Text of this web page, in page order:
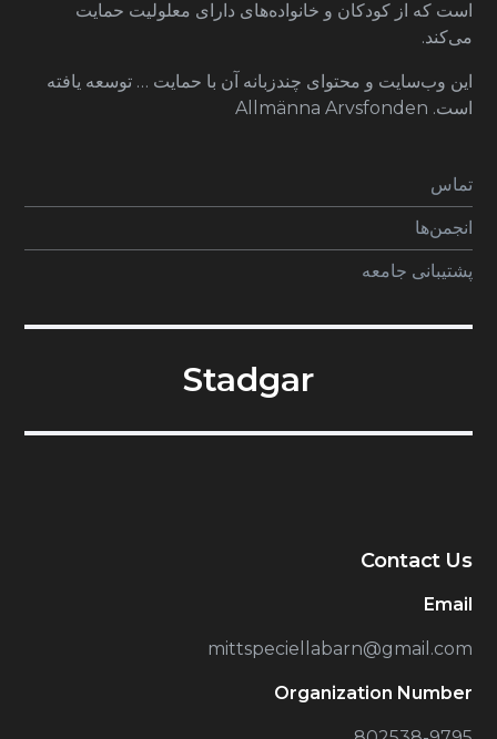
است که از کودکان و خانواده‌های دارای معلولیت حمایت
می‌کند.
این وب‌سایت و محتوای چندزبانه آن با حمایت … توسعه یافته
است. Allmänna Arvsfonden
تماس
انجمن‌ها
پشتیبانی جامعه
Stadgar
Contact Us
Email
mittspeciellabarn@gmail.com
Organization Number